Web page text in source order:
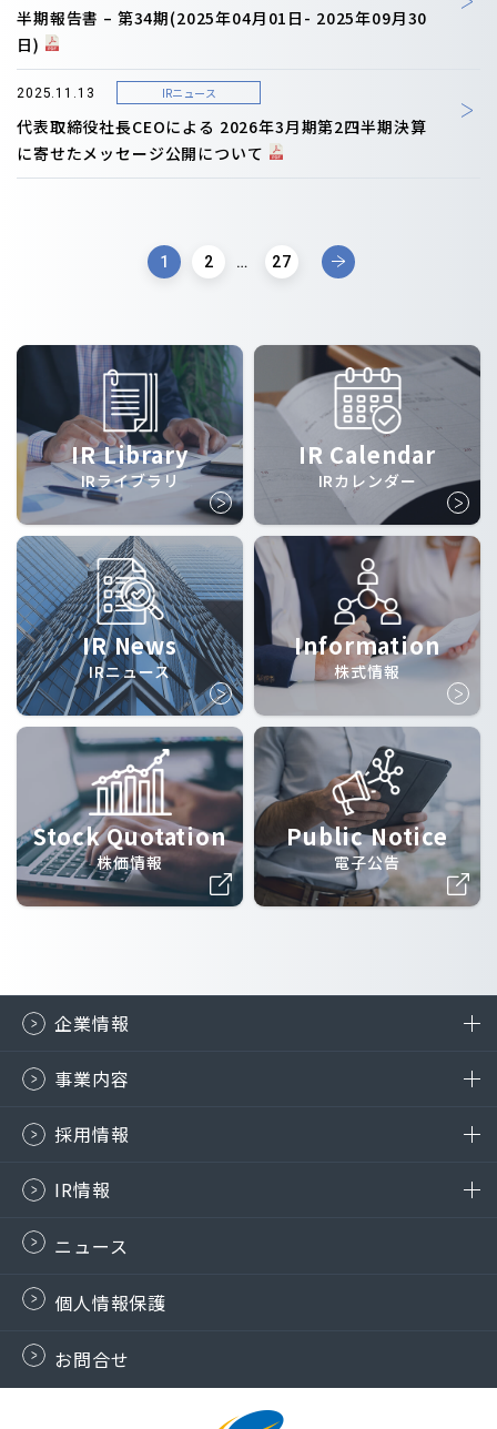
半期報告書 – 第34期(2025年04月01日- 2025年09月30
日)
2025.11.13 IRニュース
代表取締役社長CEOによる 2026年3月期第2四半期決算
に寄せたメッセージ公開について
1 2 … 27
IR Library
IRライブラリ
IR Calendar
IRカレンダー
IR News
IRニュース
Information
株式情報
Stock Quotation
株価情報
Public Notice
電子公告
企業情報
事業内容
採用情報
IR情報
ニュース
個人情報保護
お問合せ